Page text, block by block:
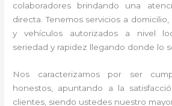
colaboradores brindando una
directa. Tenemos servicios a
y vehículos autorizados a nivel
seriedad y rapidez llegando donde lo
Nos caracterizamos por ser
honestos, apuntando a la
clientes, siendo ustedes nuestro